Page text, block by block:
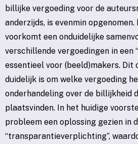
billijke vergoeding voor de
anderzijds, is evenmin opgenomen.
voorkomt een onduidelijke
verschillende vergoedingen in een
essentieel voor (beeld)makers. Dit
duidelijk is om welke vergoeding
onderhandeling over de billijkheid
plaatsvinden. In het huidige
probleem een oplossing gezien in
“transparantieverplichting”,